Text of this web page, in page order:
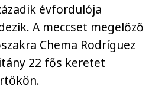
évfordulója
A meccset megelőző
Chema Rodríguez
22 fős keretet